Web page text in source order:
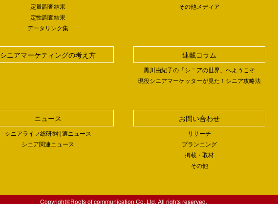
定量調査結果
定性調査結果
データリンク集
その他メディア
シニアマーケティングの考え方 連載コラム
黒川由紀子の「シニアの世界」へようこそ
現役シニアマーケッターが見た！シニア攻略法
ニュース
シニアライフ総研®特選ニュース
シニア関連ニュース
お問い合わせ
リサーチ
プランニング
掲載・取材
その他
Copyright©Roots of communication Co.,Ltd. All rights reserved.